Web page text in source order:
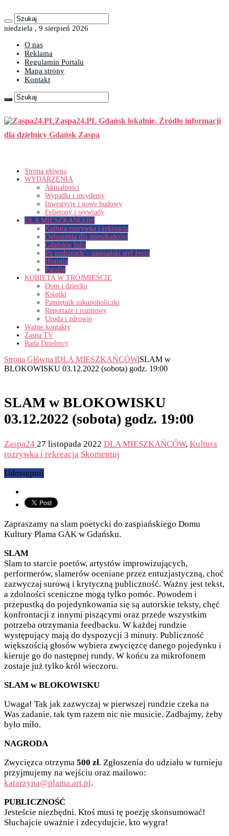
niedziela , 9 sierpień 2026
O nas
Reklama
Regulamin Portalu
Mapa strony
Kontakt
Zaspa24.PL Gdańsk lokalnie. Źródło informacji
dla dzielnicy Gdańsk Zaspa
Strona główna
WYDARZENIA
Aktualności
Wypadki i incydenty
Inwestycje i nowe budowy
Felietony i wywiady
DLA MIESZKAŃCÓW
Kultura rozrywka i rekreacja
Ogłoszenia dla mieszkańców
Gdańskie Info
Po godzinach – zaspiański styl życia
Historia
Parafie
KOBIETA W TRÓJMIEŚCIE
Dom i dziecko
Książki
Pamiętnik zakupoholiczki
Reportaże i rozmowy
Uroda i zdrowie
Ważne kontakty
Zaspa TV
Rada Dzielnicy
Strona Główna |DLA MIESZKAŃCÓW|SLAM w
BLOKOWISKU 03.12.2022 (sobota) godz. 19:00
SLAM w BLOKOWISKU
03.12.2022 (sobota) godz. 19:00
Zaspa24 27 listopada 2022 DLA MIESZKAŃCÓW, Kultura
rozrywka i rekreacja Skomentuj
Udostępnij
Zapraszamy na slam poetycki do zaspiańskiego Domu
Kultury Plama GAK w Gdańsku.
SLAM
Slam to starcie poetów, artystów improwizujących,
performerów, slamerów oceniane przez entuzjastyczną, choć
zazwyczaj surową i krytyczną publiczność. Ważny jest tekst,
a zdolności sceniczne mogą tylko pomóc. Powodem i
przepustką do pojedynkowania się są autorskie teksty, chęć
konfrontacji z innymi piszącymi oraz przede wszystkim
potrzeba otrzymania feedbacku. W każdej rundzie
występujący mają do dyspozycji 3 minuty. Publiczność
większością głosów wybiera zwycięzcę danego pojedynku i
kieruje go do następnej rundy. W końcu za mikrofonem
zostaje już tylko król wieczoru.
SLAM w BLOKOWISKU
Uwaga! Tak jak zazwyczaj w pierwszej rundzie czeka na
Was zadanie, tak tym razem nic nie musicie. Zadbajmy, żeby
było miło.
NAGRODA
Zwycięzca otrzyma 500 zł. Zgłoszenia do udziału w turnieju
przyjmujemy na wejściu oraz mailowo:
katarzyna@plama.art.pl.
PUBLICZNOŚĆ
Jesteście niezbędni. Ktoś musi tę poezję skonsumować!
Słuchajcie uważnie i zdecydujcie, kto wygra!